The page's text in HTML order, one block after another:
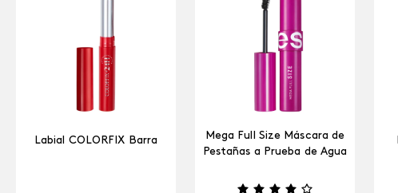
Labial COLORFIX Barra
Mega Full Size Máscara de
Pestañas a Prueba de Agua